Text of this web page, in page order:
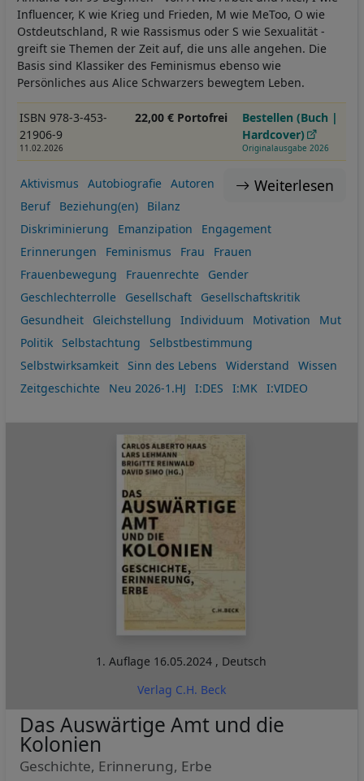
Influencer, K wie Krieg und Frieden, M wie MeToo, O wie
Ostdeutschland, R wie Rassismus oder S wie Sexualität -
greift sie Themen der Zeit auf, die uns alle angehen. Die
Basis sind Klassiker des Feminismus ebenso wie
Persönliches aus Alice Schwarzers bewegtem Leben.
ISBN 978-3-453-
21906-9
11.02.2026
22,00 € Portofrei
Bestellen (Buch |
Hardcover)
Originalausgabe 2026
Weiterlesen
Aktivismus Autobiografie
Autoren
Beruf
Beziehung(en)
Bilanz
Diskriminierung
Emanzipation
Engagement
Erinnerungen
Feminismus Frau
Frauen
Frauenbewegung
Frauenrechte
Gender
Geschlechterrolle
Gesellschaft
Gesellschaftskritik
Gesundheit
Gleichstellung Individuum Motivation
Mut
Politik
Selbstachtung
Selbstbestimmung
Selbstwirksamkeit
Sinn des Lebens Widerstand
Wissen
Zeitgeschichte
Neu 2026-1.HJ I:DES I:MK I:VIDEO
1. Auflage 16.05.2024 , Deutsch
Verlag C.H. Beck
Das Auswärtige Amt und die
Kolonien
Geschichte, Erinnerung, Erbe